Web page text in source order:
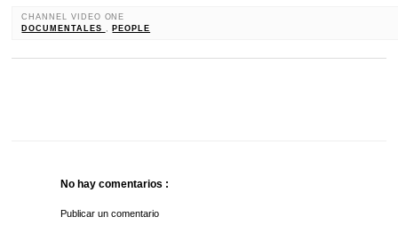
CHANNEL VIDEO ONE
DOCUMENTALES
PEOPLE
No hay comentarios :
Publicar un comentario